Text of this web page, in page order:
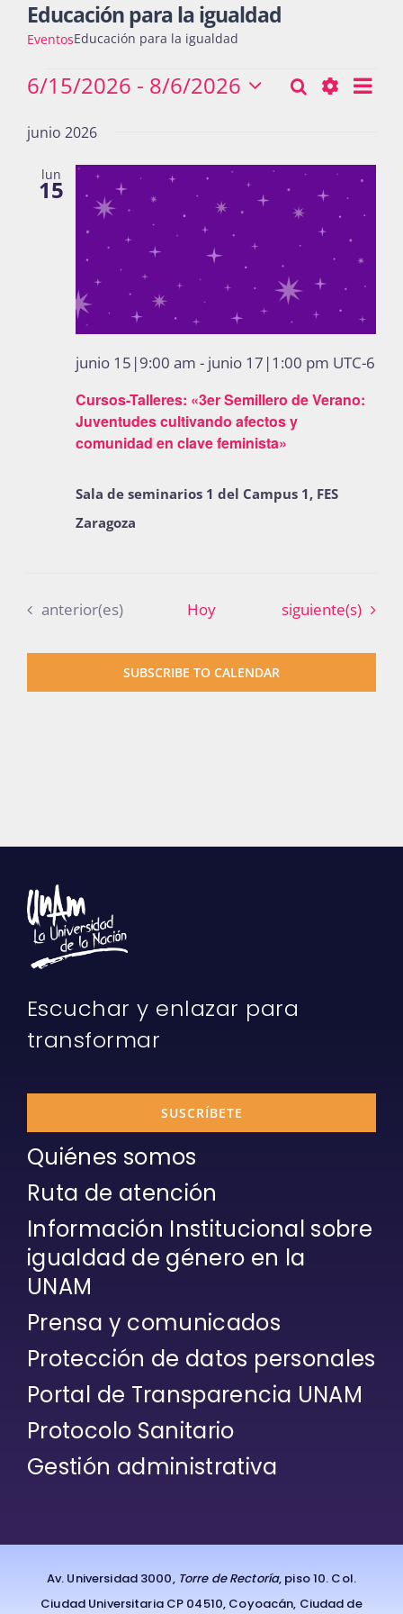
Blog
Recursos
Súmate
Publicaciones
Bienvenida generación 2027-1
Educación para la igualdad
EventosEducación para la igualdad
Eventos
Búsqueda
navegació
de
vistas
Eventos
Buscar
de
Lista
6/15/2026 - 8/6/2026
fecha.
junio 2026
lun
15
Cursos-Talleres: «3er Semillero de Verano:
Juventudes cultivando afectos y
comunidad en clave feminista»
junio 15|9:00 am - junio 17|1:00 pm UTC-6
Sala de seminarios 1 del Campus 1, FES
Zaragoza
Eventos
anterior(es) Hoy Eventos
siguiente(s)
SUBSCRIBE TO CALENDAR
Escuchar y enlazar para
transformar
SUSCRÍBETE
Quiénes somos
Ruta de atención
Información Institucional sobre
igualdad de género en la
UNAM
Prensa y comunicados
Protección de datos personales
Portal de Transparencia UNAM
Protocolo Sanitario
Gestión administrativa
Av. Universidad 3000, Torre de Rectoría, piso 10. Col.
Ciudad Universitaria CP 04510, Coyoacán, Ciudad de